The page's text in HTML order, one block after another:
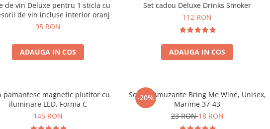
de vin Deluxe pentru 1 sticla cu
de vin incluse interior oranj
95 RON
ADAUGA IN COS
Set cadou Deluxe Drinks Smoker
112 RON
ADAUGA IN COS
pamantesc magnetic plutitor cu
iluminare LED, Forma C
145 RON
-20%
Sosete Amuzante Bring Me Wine, Unisex,
Marime 37-43
23 RON18 RON